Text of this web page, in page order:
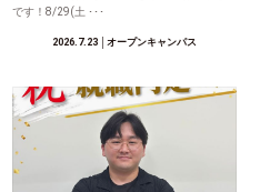
です！8/29(土 ･･･
2026.7.23 │オープンキャンパス